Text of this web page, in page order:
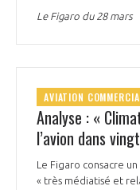
Le Figaro du 28 mars
AVIATION
Analyse : «
l’avion dans
Le Figaro consacre
« très médiatisé et